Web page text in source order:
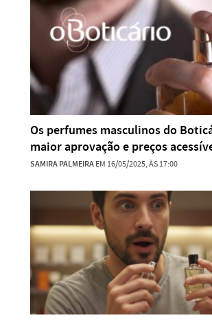
Os perfumes masculinos do
maior aprovação e preços
SAMIRA PALMEIRAEM 16/05/2025, ÀS 17:00